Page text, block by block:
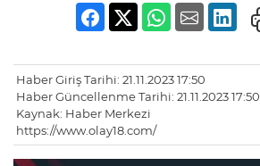
Haber Giriş Tarihi: 21.11.2023 17:50
Haber Güncellenme Tarihi: 21.11.2023 17:50
Kaynak: Haber Merkezi
https://www.olay18.com/